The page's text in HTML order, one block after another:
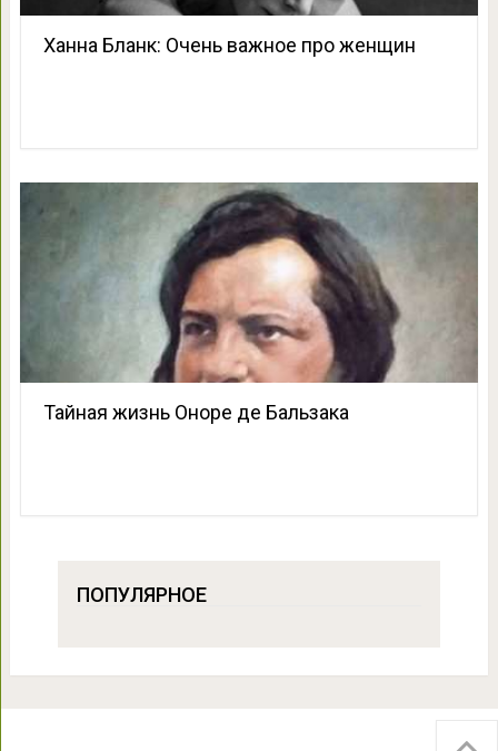
Ханна Бланк: Очень важное про женщин
Тайная жизнь Оноре де Бальзака
ПОПУЛЯРНОЕ